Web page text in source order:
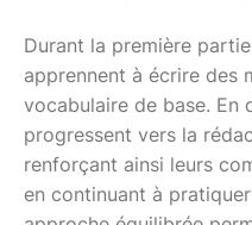
Durant la première
apprennent à écrire des
vocabulaire de base. En
progressent vers la
renforçant ainsi leurs
en continuant à